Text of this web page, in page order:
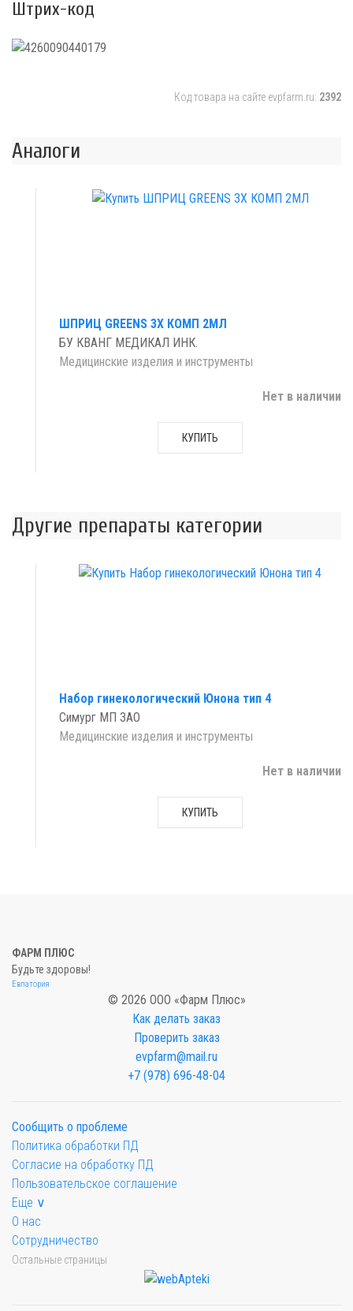
Штрих-код
Код товара на сайте evpfarm.ru: 2392
Аналоги
ШПРИЦ GREENS 3Х КОМП 2МЛ
БУ КВАНГ МЕДИКАЛ ИНК.
Медицинские изделия и инструменты
Нет в наличии
КУПИТЬ
Другие препараты категории
Набор гинекологический Юнона тип 4
Симург МП ЗАО
Медицинские изделия и инструменты
Нет в наличии
КУПИТЬ
ФАРМ ПЛЮС
Будьте здоровы!
Евпатория
© 2026 ООО «Фарм Плюс»
Как делать заказ
Проверить заказ
evpfarm@mail.ru
+7 (978) 696-48-04
Сообщить о проблеме
Политика обработки ПД
Согласие на обработку ПД
Пользовательское соглашение
Еще ∨
О нас
Сотрудничество
Остальные страницы